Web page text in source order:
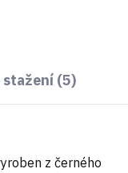
stažení (5)
z černého